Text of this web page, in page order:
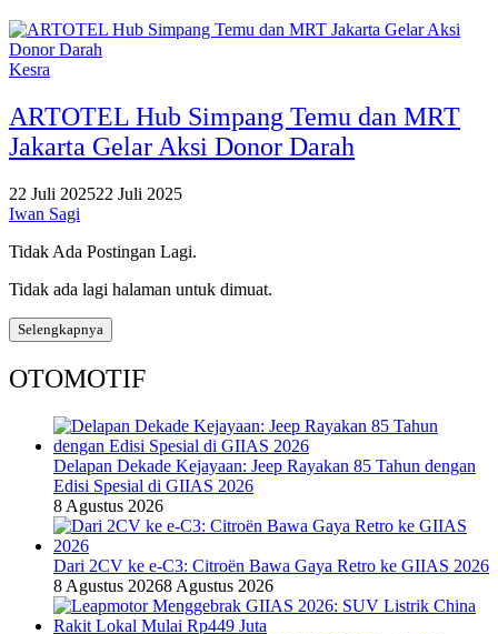
Kesra
ARTOTEL Hub Simpang Temu dan MRT
Jakarta Gelar Aksi Donor Darah
22 Juli 202522 Juli 2025
Iwan Sagi
Tidak Ada Postingan Lagi.
Tidak ada lagi halaman untuk dimuat.
Selengkapnya
OTOMOTIF
Delapan Dekade Kejayaan: Jeep Rayakan 85 Tahun dengan
Edisi Spesial di GIIAS 2026
8 Agustus 2026
Dari 2CV ke e-C3: Citroën Bawa Gaya Retro ke GIIAS 2026
8 Agustus 20268 Agustus 2026